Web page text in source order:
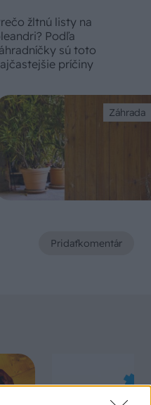
žltnú listy na
Podľa
sú toto
príčiny
Záhrada
Pridaťkomentár